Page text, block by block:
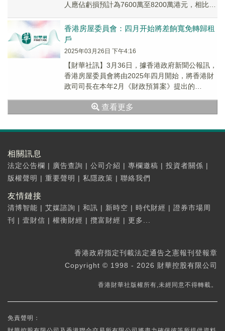
人應佔虧損預計為7600萬至8200萬港元，相比較
香港房屋委員會：四月开始將差餉寬免轉歸租
戶
2025年03月26日 下午4:16
【財華社訊】3月36日，據香港政府新聞公報訊，
香港房屋委員會將由2025年四月開始，將香港財
政司司長在本年2月《財政預算案》提出的
住宅租戶。 查看更多
相關訊息
法定公告欄 | 廣告查詢 | 公司介紹 | 專欄邀稿 | 投資者關係 |
版權聲明 | 重要聲明 | 私隱政策 | 聯絡我們
友情鏈接
清博智能 | 艾媒諮詢 | 和訊 | 新時空 | 時代財經 | 證券市場周
刊
| 壹財信 | 權衡財經 | 攬富財經 | 更多...
香港政府指定刊載法定通告之憲報刊登報章
Copyright © 1998 - 2026 財華控股有限公司
香港財華社版權所有,未經同意不得轉載。
免責聲明：